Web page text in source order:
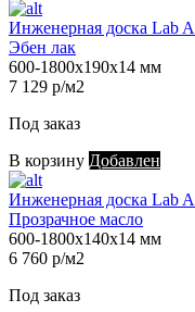
Инженерная доска Lab
Эбен лак
600-1800х190х14 мм
7 129 р/м2
Под заказ
В корзину Добавлен
Инженерная доска Lab
Прозрачное масло
600-1800х140х14 мм
6 760 р/м2
Под заказ